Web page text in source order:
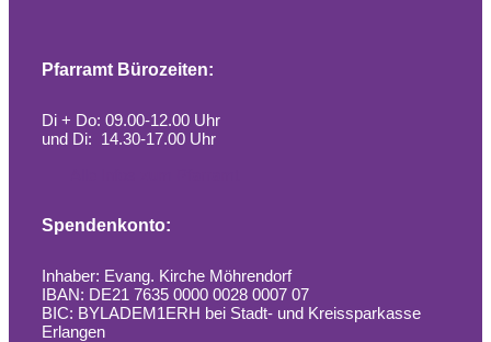
Pfarramt Bürozeiten:
Di + Do: 09.00-12.00 Uhr
und Di: 14.30-17.00 Uhr
Spendenkonto:
Inhaber: Evang. Kirche Möhrendorf
IBAN: DE21 7635 0000 0028 0007 07
BIC: BYLADEM1ERH bei Stadt- und Kreissparkasse
Erlangen